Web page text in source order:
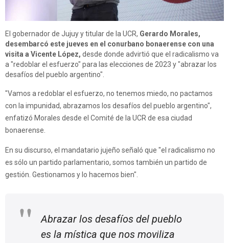
El gobernador de Jujuy y titular de la UCR, Gerardo Morales,
desembarcó este jueves en el conurbano bonaerense con una
visita a Vicente López, desde donde advirtió que el radicalismo va
a "redoblar el esfuerzo" para las elecciones de 2023 y "abrazar los
desafíos del pueblo argentino".
"Vamos a redoblar el esfuerzo, no tenemos miedo, no pactamos
con la impunidad, abrazamos los desafíos del pueblo argentino",
enfatizó Morales desde el Comité de la UCR de esa ciudad
bonaerense.
En su discurso, el mandatario jujeño señaló que "el radicalismo no
es sólo un partido parlamentario, somos también un partido de
gestión. Gestionamos y lo hacemos bien".
Abrazar los desafíos del pueblo
es la mística que nos moviliza